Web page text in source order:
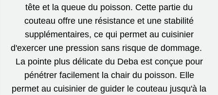
tête et la queue du poisson. Cette partie du
couteau offre une résistance et une stabilité
supplémentaires, ce qui permet au cuisinier
d'exercer une pression sans risque de dommage.
La pointe plus délicate du Deba est conçue pour
pénétrer facilement la chair du poisson. Elle
permet au cuisinier de guider le couteau jusqu'à la